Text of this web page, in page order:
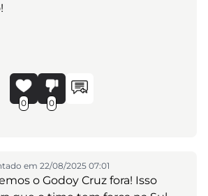
0 0
em 22/08/2025 07:01
o Godoy Cruz fora! Isso